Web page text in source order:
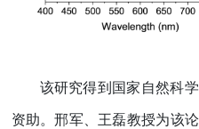
该研究得到国家自然科
资助。邢军、王磊教授为该